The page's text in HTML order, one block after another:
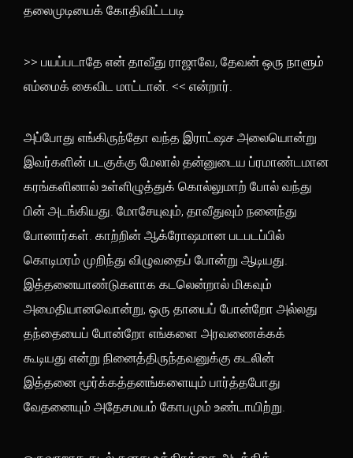
தலைமுடியைக் கோதிவிட்டபடி
>> பயப்படாதே என் தாவீது ராஜாவே, தேவன் ஒரு நாளும்
எம்மைக் கைவிட மாட்டான். << என்றார்.
அப்போது எங்கிருந்தோ வந்த இராட்ஷச அலையொன்று
இவர்களின் படகுக்கு மேலால் தன்னுடைய ப்ரமாண்டமான
கரங்களினால் உள்ளிழுத்துக் கொல்லுமாற் போல் வந்து
பின் அடங்கியது. மோசேயுவும், தாவீதுவும் நனைந்து
போனார்கள். காற்றின் ஆக்ரோஷமான படபடப்பில்
கொடிமரம் முறிந்து விழுவதைப் போன்று ஆடியது.
இத்தனையாண்டுகளாக கடலென்றால் மிகவும்
அமைதியானவொன்று, ஒரு தாயைப் போன்றோ அல்லது
தந்தையைப் போன்றோ எங்களை அரவணைக்கக்
கூடியது என்று நினைத்திருந்தவனுக்கு கடலின்
இத்தனை மூர்க்கத்தனங்களையும் பார்த்தபோது
வேதனையும் அதேசமயம் கோபமும் உண்டாயிற்று.